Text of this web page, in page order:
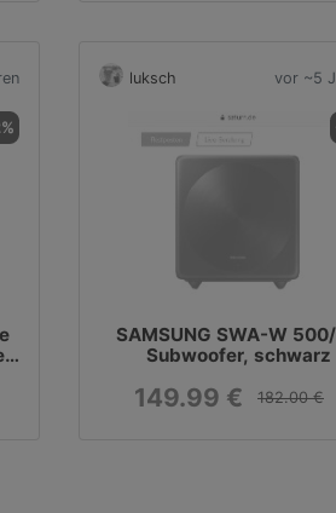
luksch vor ~5
SAMSUNG SWA-W
Subwoofer, schwarz
149.99 € 182.00 €